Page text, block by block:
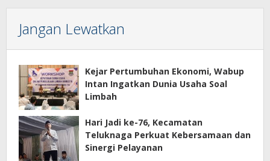
Jangan Lewatkan
Kejar Pertumbuhan Ekonomi, Wabup
Intan Ingatkan Dunia Usaha Soal
Limbah
Hari Jadi ke-76, Kecamatan
Teluknaga Perkuat Kebersamaan dan
Sinergi Pelayanan